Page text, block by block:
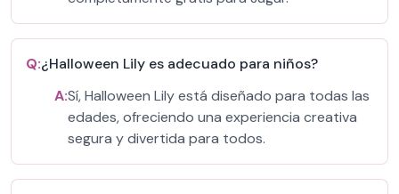
Q:¿Halloween Lily es adecuado para niños?
A:Sí, Halloween Lily está diseñado para todas las
edades, ofreciendo una experiencia creativa
segura y divertida para todos.